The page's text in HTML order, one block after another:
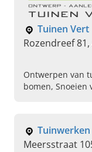
Tuinen Vert
Rozendreef
Ontwerpen van
bomen, Snoeien
Meersstraat